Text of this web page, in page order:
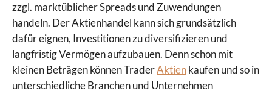
zzgl. marktüblicher Spreads und Zuwendungen
handeln. Der Aktienhandel kann sich grundsätzlich
dafür eignen, Investitionen zu diversifizieren und
langfristig Vermögen aufzubauen. Denn schon mit
kleinen Beträgen können TraderAktienkaufen und so in
unterschiedliche Branchen und Unternehmen